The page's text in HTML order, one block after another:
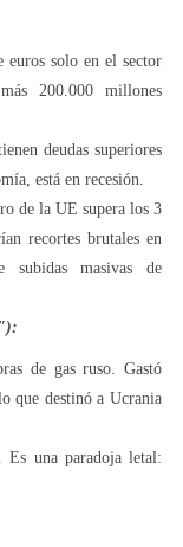
solo en el sector
200.000 millones
deudas superiores
está en recesión.
de la UE supera los 3
recortes brutales en
subidas masivas de
de gas ruso. Gastó
que destinó a Ucrania
Es una paradoja letal: